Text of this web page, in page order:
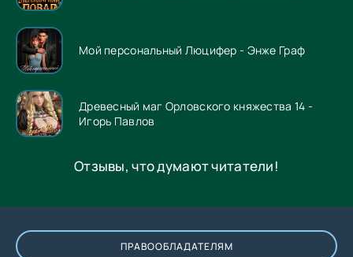
Мой персональный Люцифер - Энже Граф
Древесный маг Орловского княжества 14 -
Игорь Павлов
Отзывы, что думают читатели!
ПРАВООБЛАДАТЕЛЯМ